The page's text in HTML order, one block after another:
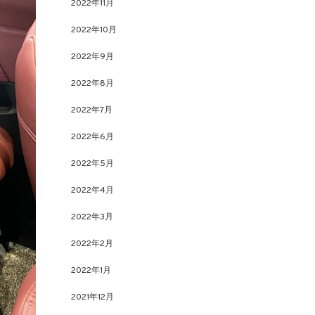
2022年11月
2022年10月
2022年9月
2022年8月
2022年7月
2022年6月
2022年5月
2022年4月
2022年3月
2022年2月
2022年1月
2021年12月